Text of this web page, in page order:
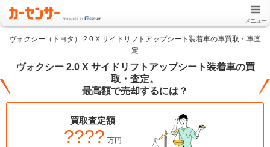
メニュー
ヴォクシー（トヨタ） 2.0 X サイドリフトアップシート装着車の車買取・車査
定
ヴォクシー 2.0 X サイドリフトアップシート装着車の買
取・査定。
最高額で売却するには？
買取査定額
???? 万円